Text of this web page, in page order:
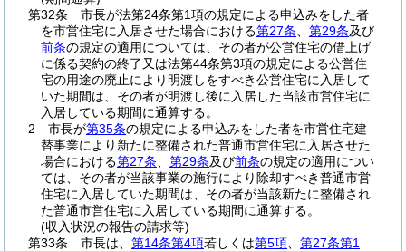
第32条
市長が法第24条第1項の規定による申込みをした者
を市営住宅に入居させた場合における第27条 第29条及び
前条の規定の適用については、その者が公営住宅の借上げ
に係る契約の終了又は法第44条第3項の規定による公営住
宅の用途の廃止により明渡しをすべき公営住宅に入居して
いた期間は、その者が明渡し後に入居した当該市営住宅に
入居している期間に通算する。
2
市長が第35条の規定による申込みをした者を市営住宅建
替事業により新たに整備された普通市営住宅に入居させた
場合における第27条 第29条及び前条の規定の適用につい
ては、その者が当該事業の施行により除却すべき普通市営
住宅に入居していた期間は、その者が当該新たに整備され
た普通市営住宅に入居している期間に通算する。
(収入状況の報告の請求等)
第33条
市長は、 第14条第4項若しくは第5項
第27条第1